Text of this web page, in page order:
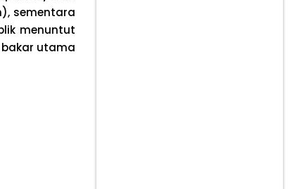
sementara
menuntut
utama